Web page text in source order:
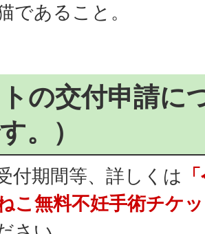
であること。
の交付申請に
。）
付期間等、詳しくは
こ無料不妊手術チケ